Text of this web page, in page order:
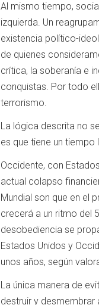
Al mismo tiempo,
izquierda. Un
existencia político-
de quienes
crítica, la soberanía e
conquistas. Por todo
terrorismo.
La lógica descrita no
es que tiene un
Occidente, con
actual colapso
Mundial son que en el
crecerá a un ritmo del
desobediencia se
Estados Unidos y
unos años, según
La única manera de
destruir y desmembrar